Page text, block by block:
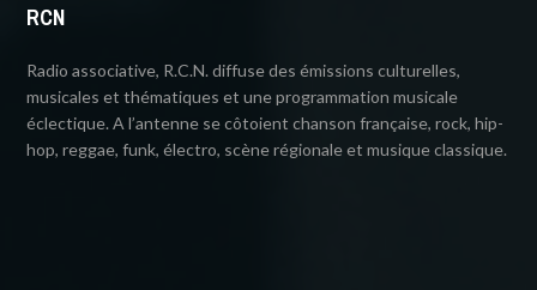
RCN
Radio associative, R.C.N. diffuse des émissions culturelles,
musicales et thématiques et une programmation musicale
éclectique. A l’antenne se côtoient chanson française, rock, hip-
hop, reggae, funk, électro, scène régionale et musique classique.